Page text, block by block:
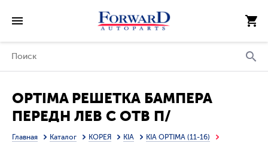
OPTIMA РЕШЕТКА БАМПЕРА
ПЕРЕДН ЛЕВ С ОТВ П/
ПРОТИВОТУМ , DRL( ХОД. ОГНИ)
Главная Каталог КОРЕЯ KIA
KIA OPTIMA (11-16)